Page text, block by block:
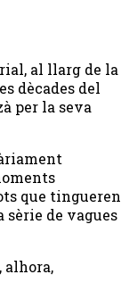
al llarg de la
dècades del
per la seva
que tingueren
sèrie de vagues
alhora,